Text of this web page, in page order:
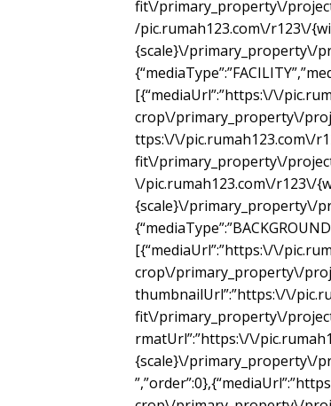
fit\/primary_property\/
/pic.rumah123.com\/r123\/
{scale}\/primary_property\/
[{“mediaUrl”:”https:\/\/
crop\/primary_property\/
ttps:\/\/pic.rumah123.com\/
fit\/primary_property\/
\/pic.rumah123.com\/r123\/
{scale}\/primary_property\/
[{“mediaUrl”:”https:\/\/
crop\/primary_property\/
thumbnailUrl”:”https:\/\/
fit\/primary_property\/
rmatUrl”:”https:\/\/
{scale}\/primary_property\/